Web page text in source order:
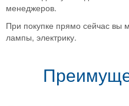
менеджеров.
При покупке прямо сейчас вы
лампы, электрику.